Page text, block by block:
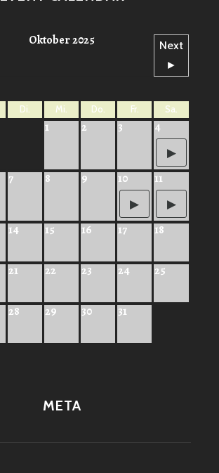
Oktober 2025
Next
►
Di. Mi. Do. Fr. Sa.
1 2 3 4
7 8 9 10 11
14 15 16 17 18
21 22 23 24 25
28 29 30 31
META